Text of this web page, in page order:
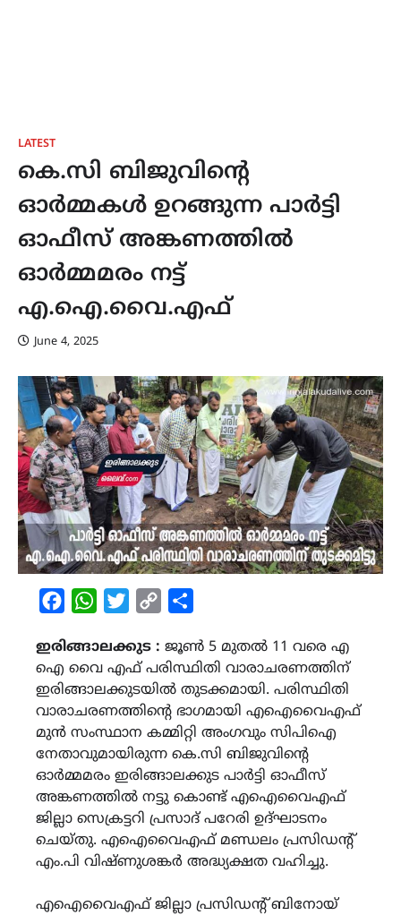
LATEST
കെ.സി ബിജുവിന്റെ
ഓർമ്മകൾ ഉറങ്ങുന്ന പാർട്ടി
ഓഫീസ് അങ്കണത്തിൽ
ഓർമ്മമരം നട്ട്
എ.ഐ.വൈ.എഫ്
June 4, 2025
FacebookWhatsAppTwitterCopy
ഇരിങ്ങാലക്കുട : ജൂൺ 5 മുതൽ 11 വരെ എ
ഐ വൈ എഫ് പരിസ്ഥിതി വാരാചരണത്തിന്
ഇരിങ്ങാലക്കുടയിൽ തുടക്കമായി. പരിസ്ഥിതി
വാരാചരണത്തിന്റെ ഭാഗമായി എഐവൈഎഫ്
മുൻ സംസ്ഥാന കമ്മിറ്റി അംഗവും സിപിഐ
നേതാവുമായിരുന്ന കെ.സി ബിജുവിൻ്റെ
ഓർമ്മമരം ഇരിങ്ങാലക്കുട പാർട്ടി ഓഫീസ്
അങ്കണത്തിൽ നട്ടു കൊണ്ട് എഐവൈഎഫ്
ജില്ലാ സെക്രട്ടറി പ്രസാദ് പറേരി ഉദ്ഘാടനം
ചെയ്തു. എഐവൈഎഫ് മണ്ഡലം പ്രസിഡന്റ്
എം.പി വിഷ്ണുശങ്കർ അദ്ധ്യക്ഷത വഹിച്ചു.
എഐവൈഎഫ് ജില്ലാ പ്രസിഡന്റ് ബിനോയ്